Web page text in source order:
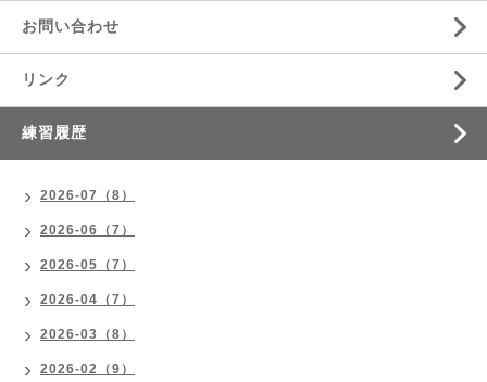
お問い合わせ
リンク
練習履歴
2026-07（8）
2026-06（7）
2026-05（7）
2026-04（7）
2026-03（8）
2026-02（9）